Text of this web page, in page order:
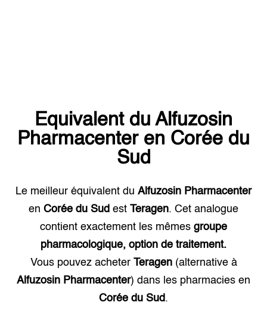
Equivalent du Alfuzosin
Pharmacenteren Corée du
Sud
Le meilleur équivalent du Alfuzosin Pharmacenter
en Corée du Sud est Teragen. Cet analogue
contient exactement les mêmes groupe
pharmacologique, option de traitement.
Vous pouvez acheter Teragen(alternative à
Alfuzosin Pharmacenter) dans les pharmacies en
Corée du Sud.